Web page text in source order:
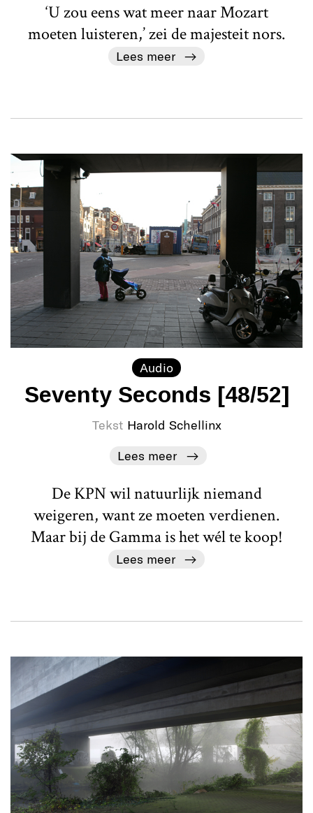
‘U zou eens wat meer naar Mozart
moeten luisteren,’ zei de majesteit nors.
Lees meer
Audio
Seventy Seconds [48/52]
Tekst Harold Schellinx
Lees meer
De KPN wil natuurlijk niemand
weigeren, want ze moeten verdienen.
Maar bij de Gamma is het wél te koop!
Lees meer